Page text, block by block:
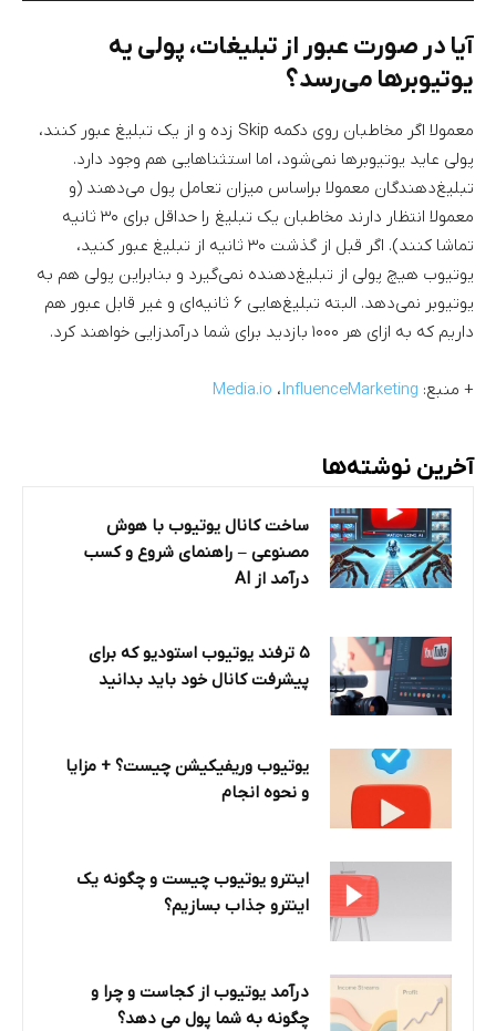
آیا در صورت عبور از تبلیغات، پولی یه
یوتیوبرها می‌رسد؟
معمولا اگر مخاطبان روی دکمه Skip زده و از یک تبلیغ عبور کنند،
پولی عاید یوتیوبرها نمی‌شود، اما استثناهایی هم وجود دارد.
تبلیغ‌دهندگان معمولا براساس میزان تعامل پول می‌دهند (و
معمولا انتظار دارند مخاطبان یک تبلیغ را حداقل برای ۳۰ ثانیه
تماشا کنند). اگر قبل از گذشت ۳۰ ثانیه از تبلیغ عبور کنید،
یوتیوب هیچ پولی از تبلیغ‌دهنده نمی‌گیرد و بنابراین پولی هم به
یوتیوبر نمی‌دهد. البته تبلیغ‌هایی ۶ ثانیه‌ای و غیر قابل عبور هم
داریم که به ازای هر ۱۰۰۰ بازدید برای شما درآمدزایی خواهند کرد.
+ منبع: Media.io ،InfluenceMarketing
آخرین نوشته‌ها
ساخت کانال یوتیوب با هوش
مصنوعی – راهنمای شروع و کسب
درآمد از AI
۵ ترفند یوتیوب استودیو که برای
پیشرفت کانال خود باید بدانید
یوتیوب وریفیکیشن چیست؟ + مزایا
و نحوه انجام
اینترو یوتیوب چیست و چگونه یک
اینترو جذاب بسازیم؟
درآمد یوتیوب از کجاست و چرا و
چگونه به شما پول می دهد؟